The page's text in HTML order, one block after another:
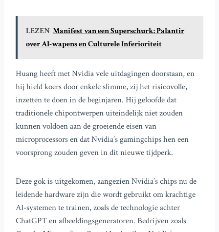
LEZEN Manifest van een Superschurk: Palantir
over AI-wapens en Culturele Inferioriteit
Huang heeft met Nvidia vele uitdagingen doorstaan, en
hij hield koers door enkele slimme, zij het risicovolle,
inzetten te doen in de beginjaren. Hij geloofde dat
traditionele chipontwerpen uiteindelijk niet zouden
kunnen voldoen aan de groeiende eisen van
microprocessors en dat Nvidia’s gamingchips hen een
voorsprong zouden geven in dit nieuwe tijdperk.
Deze gok is uitgekomen, aangezien Nvidia’s chips nu de
leidende hardware zijn die wordt gebruikt om krachtige
AI-systemen te trainen, zoals de technologie achter
ChatGPT en afbeeldingsgeneratoren. Bedrijven zoals